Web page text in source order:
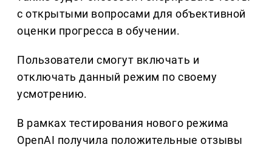
с открытыми вопросами для объективной
оценки прогресса в обучении.
Пользователи смогут включать и
отключать данный режим по своему
усмотрению.
В рамках тестирования нового режима
OpenAI получила положительные отзывы